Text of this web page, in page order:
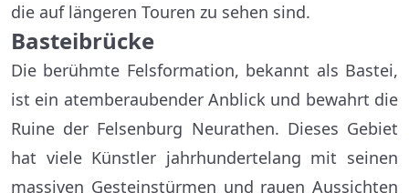
die auf längeren Touren zu sehen sind.
Basteibrücke
Die berühmte Felsformation, bekannt als Bastei,
ist ein atemberaubender Anblick und bewahrt die
Ruine der Felsenburg Neurathen. Dieses Gebiet
hat viele Künstler jahrhundertelang mit seinen
massiven Gesteinstürmen und rauen Aussichten